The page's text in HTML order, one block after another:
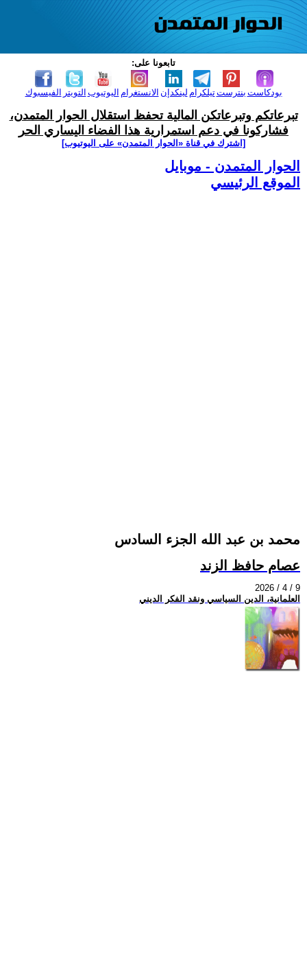
تابعونا على:
الفيسبوك التويتر اليوتيوب الانستغرام لينكدإن تيلكرامبنترست بودكاست
تبرعاتكم وتبرعاتكن المالية تحفظ استقلال الحوار المتمدن،
فشاركونا في دعم استمرارية هذا الفضاء اليساري الحر
[اشترك في قناة ‫«الحوار المتمدن» على اليوتيوب]
الحوار المتمدن - موبايل
الموقع الرئيسي
محمد بن عبد الله الجزء السادس
عصام حافظ الزند
2026 / 4 / 9
العلمانية، الدين السياسي ونقد الفكر الديني